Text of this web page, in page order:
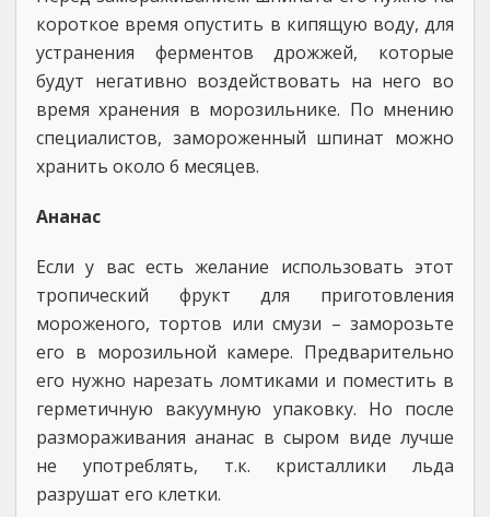
короткое время опустить в кипящую воду, для
устранения ферментов дрожжей, которые
будут негативно воздействовать на него во
время хранения в морозильнике. По мнению
специалистов, замороженный шпинат можно
хранить около 6 месяцев.
Ананас
Если у вас есть желание использовать этот
тропический фрукт для приготовления
мороженого, тортов или смузи – заморозьте
его в морозильной камере. Предварительно
его нужно нарезать ломтиками и поместить в
герметичную вакуумную упаковку. Но после
размораживания ананас в сыром виде лучше
не употреблять, т.к. кристаллики льда
разрушат его клетки.